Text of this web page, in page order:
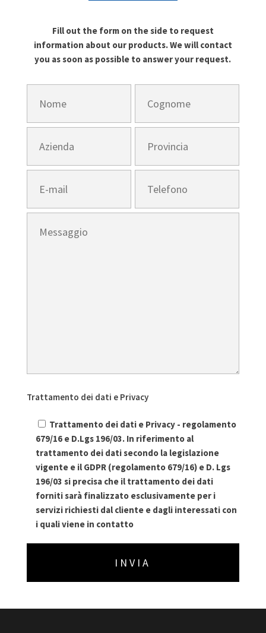
Fill out the form on the side to request
information about our products. We will contact
you as soon as possible to answer your request.
Trattamento dei dati e Privacy
Trattamento dei dati e Privacy - regolamento
679/16 e D.Lgs 196/03. In riferimento al
trattamento dei dati secondo la legislazione
vigente e il GDPR (regolamento 679/16) e D. Lgs
196/03 si precisa che il trattamento dei dati
forniti sarà finalizzato esclusivamente per i
servizi richiesti dal cliente e dagli interessati con
i quali viene in contatto